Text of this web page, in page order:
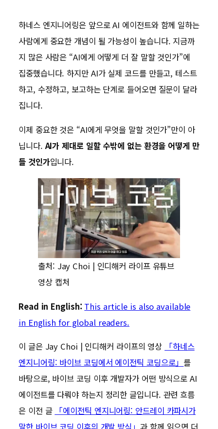
하네스 엔지니어링은 앞으로 AI 에이전트와 함께 일하는
사람에게 중요한 개념이 될 가능성이 높습니다. 지금까
지 많은 사람은 “AI에게 어떻게 더 잘 말할 것인가”에
집중했습니다. 하지만 AI가 실제 코드를 만들고, 테스트
하고, 수정하고, 보고하는 단계로 들어오면 질문이 달라
집니다.
이제 중요한 것은 “AI에게 무엇을 말할 것인가”만이 아
닙니다.AI가 제대로 일할 수밖에 없는 환경을 어떻게 만
들 것인가입니다.
출처: Jay Choi | 인디해커 라이프 유튜브
영상 캡처
Read in English: This article is also available
in English for global readers.
이 글은 Jay Choi | 인디해커 라이프의 영상
「하네스
엔지니어링: 바이브 코딩에서 에이전틱 코딩으로」 를
바탕으로, 바이브 코딩 이후 개발자가 어떤 방식으로 AI
에이전트를 다뤄야 하는지 정리한 글입니다. 관련 흐름
은 이전 글 「에이전틱 엔지니어링: 안드레이 카파시가